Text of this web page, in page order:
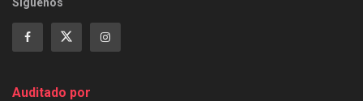
Auditado por